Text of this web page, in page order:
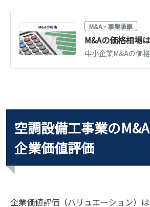
M&A・事業承継
空調設備工事業の
企業価値評価
企業価値評価（バリュエーション）